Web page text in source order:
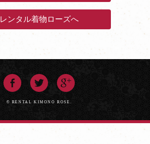
レンタル着物ローズへ
© RENTAL KIMONO ROSE.